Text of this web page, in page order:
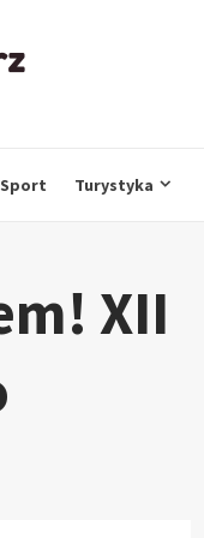
Sport Turystyka
XII